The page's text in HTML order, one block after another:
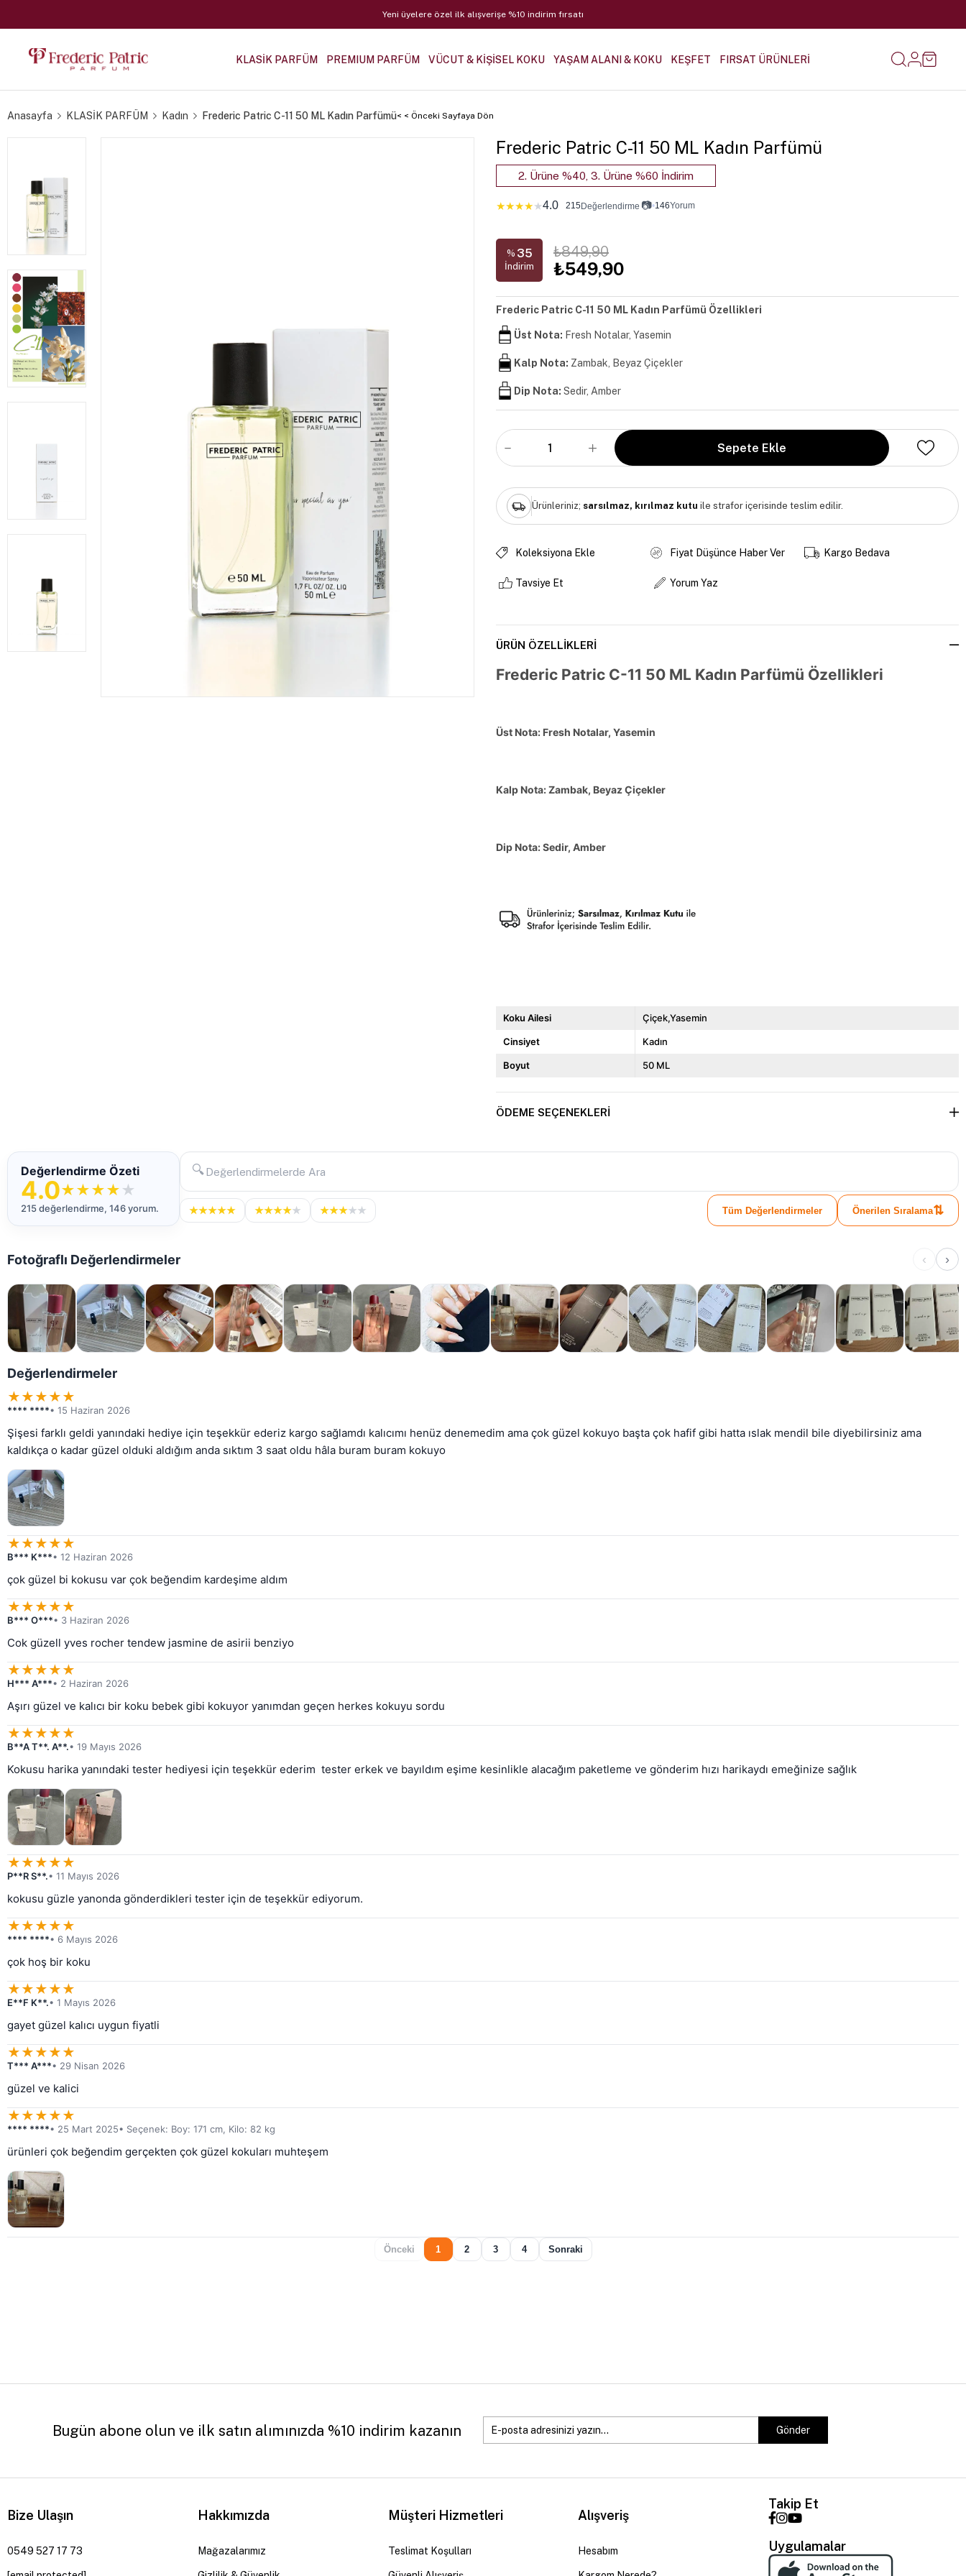
Yeni üyelere özel ilk alışverişe %10 indirim fırsatı
KLASİK PARFÜM PREMIUM PARFÜM VÜCUT & KİŞİSEL KOKU YAŞAM ALANI & KOKU KEŞFET FIRSAT ÜRÜNLERİ
Anasayfa KLASİK PARFÜM Kadın Frederic Patric C-11 50 ML Kadın Parfümü< < Önceki Sayfaya Dön
Frederic Patric C-11 50 ML Kadın Parfümü
2. Ürüne %40, 3. Ürüne %60 İndirim
★★★★★4.0 215Değerlendirme 📷•146Yorum
% 35
İndirim
₺849,90
₺549,90
Frederic Patric C-11 50 ML Kadın Parfümü Özellikleri
Üst Nota: Fresh Notalar, Yasemin
Kalp Nota: Zambak, Beyaz Çiçekler
Dip Nota: Sedir, Amber
Ürünleriniz; sarsılmaz, kırılmaz kutu ile strafor içerisinde teslim edilir.
Koleksiyona Ekle Fiyat Düşünce Haber Ver Kargo Bedava
Tavsiye Et Yorum Yaz
ÜRÜN ÖZELLIKLERI
Frederic Patric C-11 50 ML Kadın Parfümü Özellikleri
Üst Nota: Fresh Notalar, Yasemin
Kalp Nota: Zambak, Beyaz Çiçekler
Dip Nota: Sedir, Amber
Koku Ailesi Çiçek,Yasemin
Cinsiyet Kadın
Boyut 50 ML
ÖDEME SEÇENEKLERI
Değerlendirme Özeti
4.0★★★★ ★
215 değerlendirme, 146 yorum.
🔍
★★★★★ ★★★★★ ★★★★★ Tüm Değerlendirmeler Önerilen Sıralama⇅
Fotoğraflı Değerlendirmeler ‹ ›
Değerlendirmeler
★★★★★
**** ****• 15 Haziran 2026
Şişesi farklı geldi yanındaki hediye için teşekkür ederiz kargo sağlamdı kalıcımı henüz denemedim ama çok güzel kokuyo başta çok hafif gibi hatta ıslak mendil bile diyebilirsiniz ama
kaldıkça o kadar güzel olduki aldığım anda sıktım 3 saat oldu hâla buram buram kokuyo
★★★★★
B*** K***• 12 Haziran 2026
çok güzel bi kokusu var çok beğendim kardeşime aldım
★★★★★
B*** O***• 3 Haziran 2026
Cok güzell yves rocher tendew jasmine de asirii benziyo
★★★★★
H*** A***• 2 Haziran 2026
Aşırı güzel ve kalıcı bir koku bebek gibi kokuyor yanımdan geçen herkes kokuyu sordu
★★★★★
B**A T**. A**.• 19 Mayıs 2026
Kokusu harika yanındaki tester hediyesi için teşekkür ederim  tester erkek ve bayıldım eşime kesinlikle alacağım paketleme ve gönderim hızı harikaydı emeğinize sağlık
★★★★★
P**R S**.• 11 Mayıs 2026
kokusu güzle yanonda gönderdikleri tester için de teşekkür ediyorum.
★★★★★
**** ****• 6 Mayıs 2026
çok hoş bir koku
★★★★★
E**F K**.• 1 Mayıs 2026
gayet güzel kalıcı uygun fiyatli
★★★★★
T*** A***• 29 Nisan 2026
güzel ve kalici
★★★★★
**** ****• 25 Mart 2025• Seçenek: Boy: 171 cm, Kilo: 82 kg
ürünleri çok beğendim gerçekten çok güzel kokuları muhteşem
Önceki 1 2 3 4 Sonraki
Bugün abone olun ve ilk satın alımınızda %10 indirim kazanın Gönder
Bize Ulaşın
0549 527 17 73
Hakkımızda
Mağazalarımız
Müşteri Hizmetleri
Teslimat Koşulları
Alışveriş
Hesabım
Takip Et
Uygulamalar